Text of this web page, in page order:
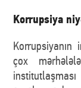
Korrupsiya
çox